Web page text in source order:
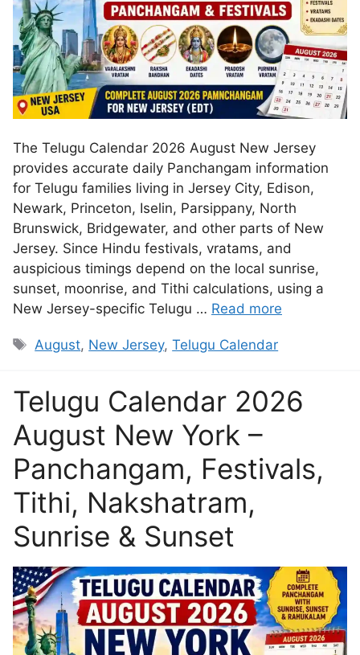
The Telugu Calendar 2026 August New Jersey
provides accurate daily Panchangam information
for Telugu families living in Jersey City, Edison,
Newark, Princeton, Iselin, Parsippany, North
Brunswick, Bridgewater, and other parts of New
Jersey. Since Hindu festivals, vratams, and
auspicious timings depend on the local sunrise,
sunset, moonrise, and Tithi calculations, using a
New Jersey-specific Telugu … Read more
August, New Jersey,Telugu Calendar
Telugu Calendar 2026
August New York –
Panchangam, Festivals,
Tithi, Nakshatram,
Sunrise & Sunset